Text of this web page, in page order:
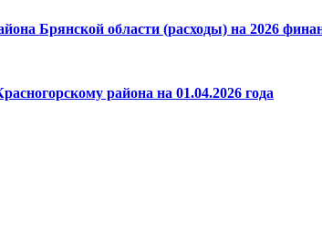
Брянской области (расходы) на 2026
района на 01.04.2026 года